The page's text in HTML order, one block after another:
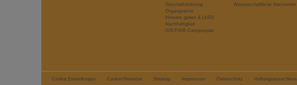
Geschäftsführung
Organigramm
Hinweis geben & LkSG
Nachhaltigkeit
GSI/FAIR-Campusplan
Wissenschaftliche Netzwerke
Cookie Einstellungen Cookie-Hinweise Sitemap Impressum Datenschutz Haftungsausschluss